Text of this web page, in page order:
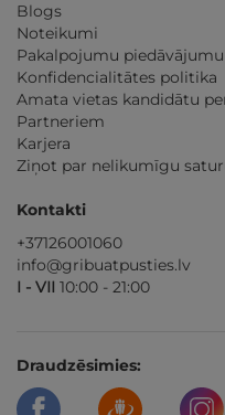
Blogs
Noteikumi
Pakalpojumu
Konfidencialitātes politika
Amata vietas kandidātu
Partneriem
Karjera
Ziņot par nelikumīgu
Kontakti
+37126001060
info@gribuatpusties.lv
I - VII 10:00 - 21:00
Draudzēsimies: